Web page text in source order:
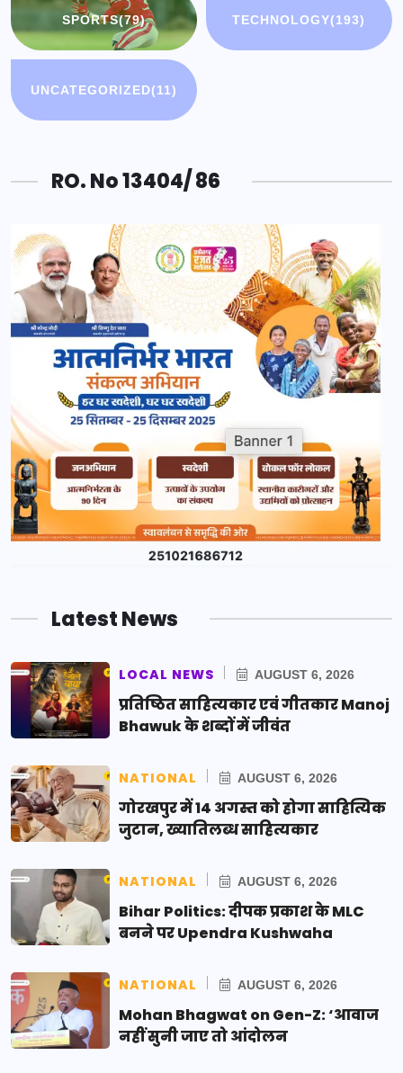
SPORTS(79) TECHNOLOGY(193)
UNCATEGORIZED(11)
RO. No 13404/ 86
Latest News
LOCAL NEWS AUGUST 6, 2026
प्रतिष्ठित साहित्यकार एवं गीतकार Manoj
Bhawuk के शब्दों में जीवंत
NATIONAL AUGUST 6, 2026
गोरखपुर में 14 अगस्त को होगा साहित्यिक
जुटान, ख्यातिलब्ध साहित्यकार
NATIONAL AUGUST 6, 2026
Bihar Politics: दीपक प्रकाश के MLC
बनने पर Upendra Kushwaha
NATIONAL AUGUST 6, 2026
Mohan Bhagwat on Gen-Z: ‘आवाज
नहीं सुनी जाए तो आंदोलन